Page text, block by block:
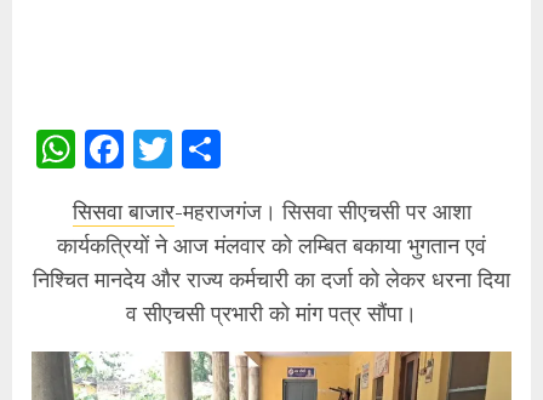
WhatsApp
Facebook
Twitter
सिसवा बाजार-महराजगंज। सिसवा सीएचसी पर आशा
कार्यकत्रियों ने आज मंलवार को लम्बित बकाया भुगतान एवं
निश्चित मानदेय और राज्य कर्मचारी का दर्जा को लेकर धरना दिया
व सीएचसी प्रभारी को मांग पत्र सौंपा।